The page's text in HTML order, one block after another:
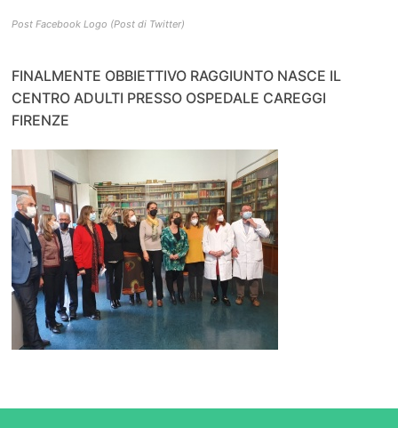
Post Facebook Logo (Post di Twitter)
FINALMENTE OBBIETTIVO RAGGIUNTO NASCE IL
CENTRO ADULTI PRESSO OSPEDALE CAREGGI
FIRENZE